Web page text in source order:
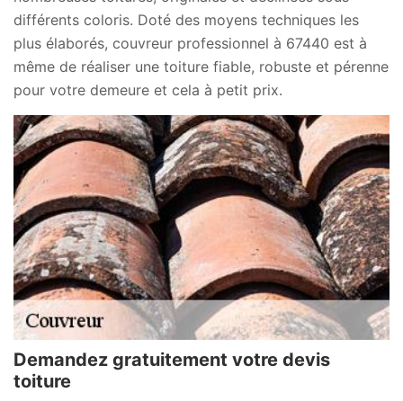
différents coloris. Doté des moyens techniques les
plus élaborés, couvreur professionnel à 67440 est à
même de réaliser une toiture fiable, robuste et pérenne
pour votre demeure et cela à petit prix.
Demandez gratuitement votre devis
toiture